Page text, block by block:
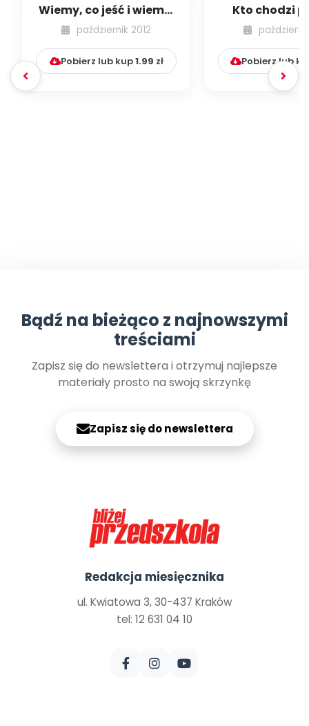
Wiemy, co jeść i wiemy,
jak jeść (scenariusz
październik 2012
Pobierz lub kup1.99 zł
Kto chodzi
grzybów
przyniesie
Pobierz lub
Bądź na bieżąco z najnowszymi
treściami
Zapisz się do newslettera i otrzymuj najlepsze
materiały prosto na swoją skrzynkę
Zapisz się do newslettera
Redakcja miesięcznika
ul. Kwiatowa 3, 30-437 Kraków
tel: 12 631 04 10